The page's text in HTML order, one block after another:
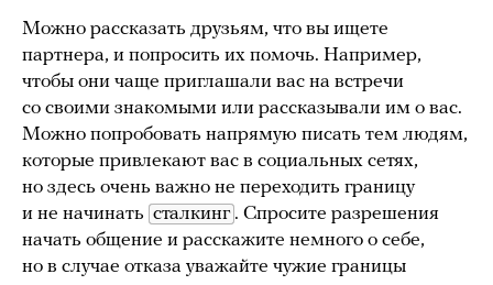
Можно рассказать друзьям, что вы ищете
партнера, и попросить их помочь. Например,
чтобы они чаще приглашали вас на встречи
со своими знакомыми или рассказывали им о вас.
Можно попробовать напрямую писать тем людям,
которые привлекают вас в социальных сетях,
но здесь очень важно не переходить границу
и не начинать сталкинг . Спросите разрешения
начать общение и расскажите немного о себе,
но в случае отказа уважайте чужие границы